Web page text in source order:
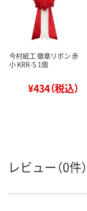
今村紙工 徽章リボン 赤
小 KRR-S 1個
¥434（税込）
レビュー（0件）